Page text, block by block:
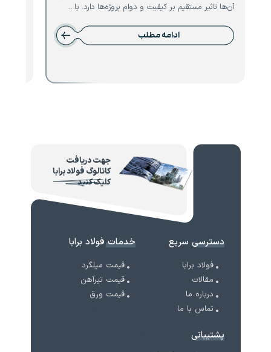
آن‌ها تاثیر مستقیم بر کیفیت و دوام پروژه‌ها دارد. با…
ادامه مطلب
جهت دریافت
کاتالوگ فولاد برابا
کلیک کنید
دسترسی سریع
فولاد برابا
مقالات
درباره ما
تماس با ما
خدمات فولاد برابا
قیمت میلگرد
قیمت تیرآهن
قیمت ورق
پشتیبانی